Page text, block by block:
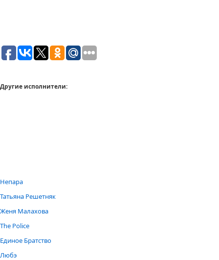
Другие исполнители:
Непара
Татьяна Решетняк
Женя Малахова
The Police
Единое Братство
Любэ